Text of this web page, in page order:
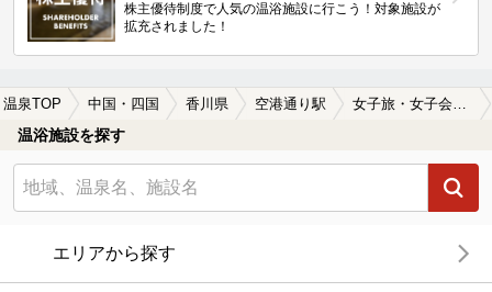
株主優待制度で人気の温浴施設に行こう！対象施設が
拡充されました！
温泉TOP 中国・四国 香川県 空港通り駅 女子旅・女子会におすすめの空港通り駅近くの温泉、日帰り温泉、スーパー銭湯おすすめ
温浴施設を探す
エリアから探す